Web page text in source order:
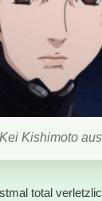
Kei Kishimoto
total